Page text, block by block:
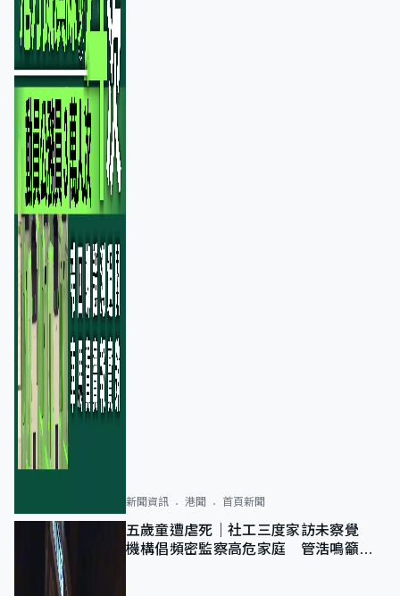
新聞資訊 港聞 首頁新聞
五歲童遭虐死｜社工三度家訪未察覺
機構倡頻密監察高危家庭 管浩鳴籲加